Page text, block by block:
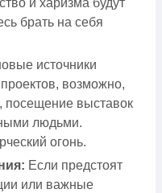
брать на себя
источники
возможно,
посещение выставок
людьми.
огонь.
Если предстоят
или важные